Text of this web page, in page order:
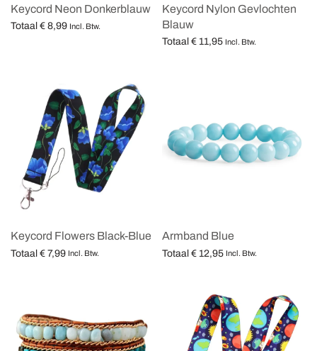
Keycord Neon Donkerblauw
Totaal € 8,99 Incl. Btw.
Keycord Nylon Gevlochten
Blauw
Totaal € 11,95 Incl. Btw.
Keycord Flowers Black-Blue
Totaal € 7,99 Incl. Btw.
Armband Blue
Totaal € 12,95 Incl. Btw.